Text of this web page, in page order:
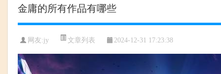
金庸的所有作品有哪些
网友:jy 文章列表 2024-12-31 17:23:38